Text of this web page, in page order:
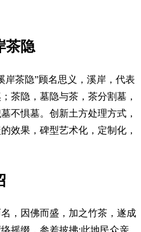
茶隐
岸茶隐”顾名思义，溪岸，代表
茶隐，墓隐与茶，茶分割墓，
不惧墓。创新土方处理方式，
效果，碑型艺术化，定制化，
，因佛而盛，加之竹茶，遂成